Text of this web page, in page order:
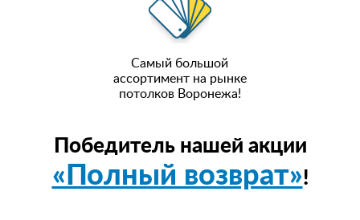
Самый большой
ассортимент на рынке
потолков Воронежа!
Победитель нашей акции
«Полный возврат»!